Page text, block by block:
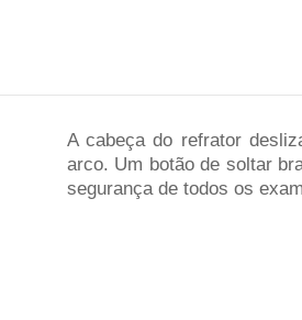
A cabeça do refrator
arco. Um botão de soltar
segurança de todos os